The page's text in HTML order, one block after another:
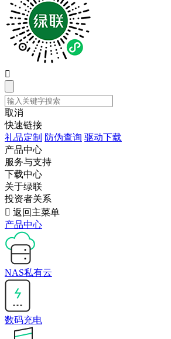

取消
快速链接
礼品定制 防伪查询 驱动下载
产品中心
服务与支持
下载中心
关于绿联
投资者关系
 返回主菜单
产品中心
NAS私有云
数码充电